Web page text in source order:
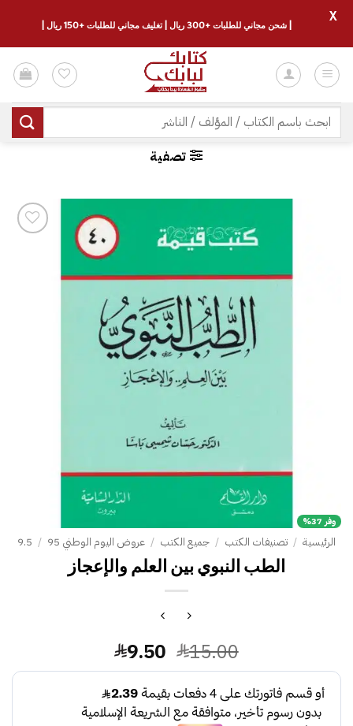
للمحتوى
البحث
عن:
تصفية
وفر 37%
الرئيسية / تصنيفات الكتب / جميع الكتب / عروض اليوم الوطني 95 /
9.5
الطب النبوي بين العلم والإعجاز
15.00 السعر
الأصلي
هو:
15.00.
9.50 السعر
الحالي
هو:
9.50.
| شحن مجاني للطلبات +300 ريال | تغليف مجاني للطلبات +150 ريال |
X